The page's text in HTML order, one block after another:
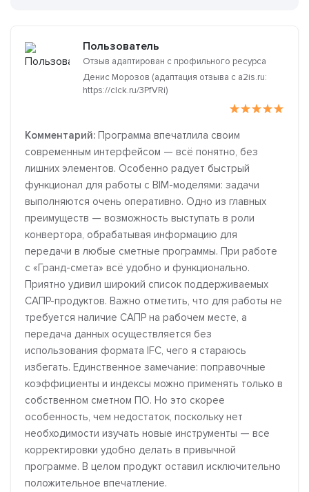
Пользователь
Отзыв адаптирован с профильного ресурса
Денис Морозов (адаптация отзыва с a2is.ru:
https://clck.ru/3PfVRi)
Комментарий: Программа впечатлила своим
современным интерфейсом — всё понятно, без
лишних элементов. Особенно радует быстрый
функционал для работы с BIM-моделями: задачи
выполняются очень оперативно. Одно из главных
преимуществ — возможность выступать в роли
конвертора, обрабатывая информацию для
передачи в любые сметные программы. При работе
с «Гранд-смета» всё удобно и функционально.
Приятно удивил широкий список поддерживаемых
САПР-продуктов. Важно отметить, что для работы не
требуется наличие САПР на рабочем месте, а
передача данных осуществляется без
использования формата IFC, чего я стараюсь
избегать. Единственное замечание: поправочные
коэффициенты и индексы можно применять только в
собственном сметном ПО. Но это скорее
особенность, чем недостаток, поскольку нет
необходимости изучать новые инструменты — все
корректировки удобно делать в привычной
программе. В целом продукт оставил исключительно
положительное впечатление.